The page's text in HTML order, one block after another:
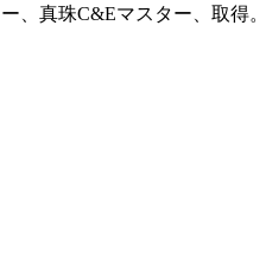
、真珠C&Eマスター、取得。